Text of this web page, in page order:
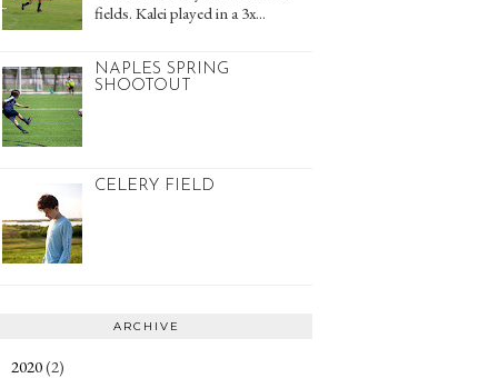
fields. Kalei played in a 3x...
NAPLES SPRING
SHOOTOUT
CELERY FIELD
ARCHIVE
2020(2)